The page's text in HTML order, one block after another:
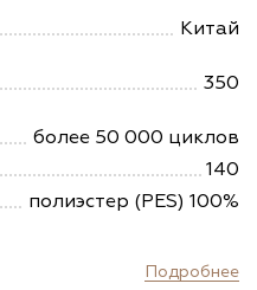
Китай
350
более 50 000 циклов
140
полиэстер (PES) 100%
Подробнее